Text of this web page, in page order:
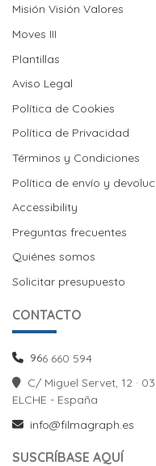
Misión Visión Valores
Misión Visión Valores
Moves III
Moves III
Plantillas
Aviso Legal
Política de Cookies
Política de Cookies
Política de Privacidad
Términos y Condiciones
Política de envío y
Política de envío y
Accessibility
Preguntas frecuentes
Quiénes somos
Solicitar presupuesto
CONTACTO
966 660 594
C/ Miguel Servet, 12 ·
ELCHE - España
info@filmagraph.es
SUSCRÍBASE AQUÍ